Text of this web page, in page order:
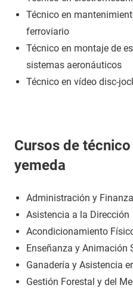
Técnico en
ferroviario
Técnico en montaje de
sistemas aeronáuticos
Técnico en vídeo disc-
Cursos de
yemeda
Administración y
Asistencia a la Dirección
Acondicionamiento
Enseñanza y Animación
Ganadería y Asistencia
Gestión Forestal y del